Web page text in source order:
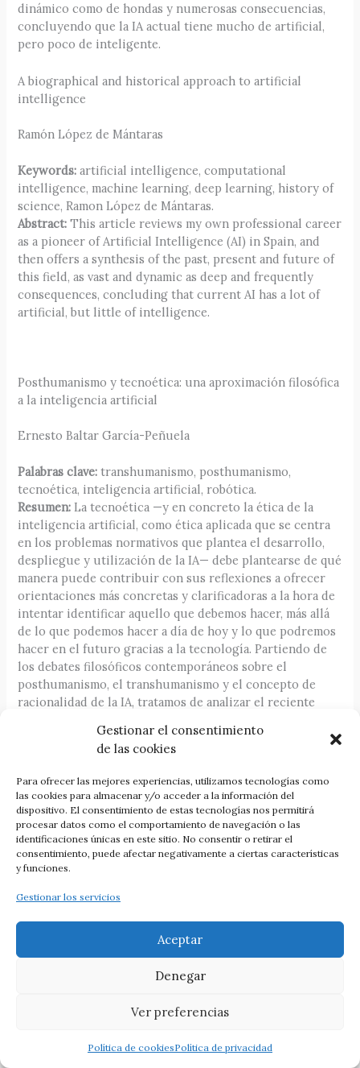
Gestionar el consentimiento
de las cookies
Para ofrecer las mejores experiencias, utilizamos tecnologías como
las cookies para almacenar y/o acceder a la información del
dispositivo. El consentimiento de estas tecnologías nos permitirá
procesar datos como el comportamiento de navegación o las
identificaciones únicas en este sitio. No consentir o retirar el
consentimiento, puede afectar negativamente a ciertas características
y funciones.
Gestionar los servicios
Aceptar
Denegar
Ver preferencias
Política de cookiesPolítica de privacidad
dinámico como de hondas y numerosas consecuencias,
concluyendo que la IA actual tiene mucho de artificial,
pero poco de inteligente.
A biographical and historical approach to artificial
intelligence
Ramón López de Mántaras
Keywords: artificial intelligence, computational
intelligence, machine learning, deep learning, history of
science, Ramon López de Mántaras.
Abstract: This article reviews my own professional career
as a pioneer of Artificial Intelligence (AI) in Spain, and
then offers a synthesis of the past, present and future of
this field, as vast and dynamic as deep and frequently
consequences, concluding that current AI has a lot of
artificial, but little of intelligence.
Posthumanismo y tecnoética: una aproximación filosófica
a la inteligencia artificial
Ernesto Baltar García-Peñuela
Palabras clave: transhumanismo, posthumanismo,
tecnoética, inteligencia artificial, robótica.
Resumen: La tecnoética —y en concreto la ética de la
inteligencia artificial, como ética aplicada que se centra
en los problemas normativos que plantea el desarrollo,
despliegue y utilización de la IA— debe plantearse de qué
manera puede contribuir con sus reflexiones a ofrecer
orientaciones más concretas y clarificadoras a la hora de
intentar identificar aquello que debemos hacer, más allá
de lo que podemos hacer a día de hoy y lo que podremos
hacer en el futuro gracias a la tecnología. Partiendo de
los debates filosóficos contemporáneos sobre el
posthumanismo, el transhumanismo y el concepto de
racionalidad de la IA, tratamos de analizar el reciente
para una Inteligencia Artificial fiable”.
Posthumanism and technoethics: a philosophical
approach to artificial intelligence
Ernesto Baltar García-Peñuela
Keywords:
transhumanism, post-humanism, technoethics,
Abstract:Technoethics —and in particular the ethics of
the normative problems of the development, deployment
and use of AI— must consider how to contribute offering
more concrete and clarified orientations in order to
identify what we should do, beyond what we can do
today or what we will be able to do in the future thanks
to technology. Based on the contemporary philosophical
debates on post-humanism, transhumanism and the
notion of racionality of AI, we analyze the recent report